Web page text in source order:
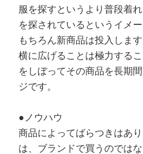
服を探すというより普段着
を探されているというイメー
もちろん新商品は投入しま
横に広げることは極力する
をしぼってその商品を長期
ジです。
●ノウハウ
商品によってばらつきはあ
は、ブランドで買うのでは